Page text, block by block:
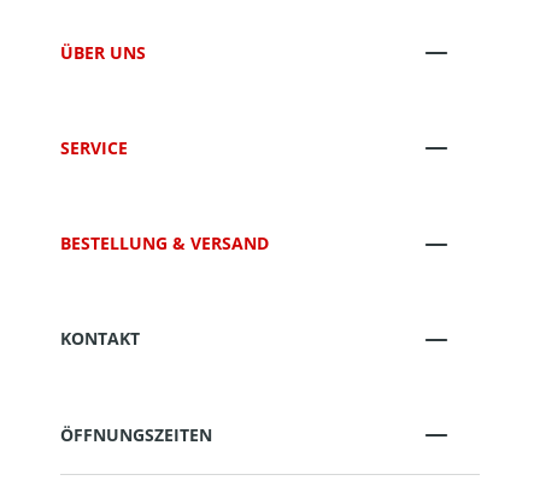
ÜBER UNS
SERVICE
BESTELLUNG & VERSAND
KONTAKT
ÖFFNUNGSZEITEN